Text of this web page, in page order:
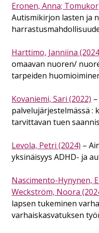
Eronen, Anna;
Autismikirjon lasten ja
Harttimo, Janniina
omaavan nuoren/
tarpeiden
Kovaniemi, Sari (2022)
palvelujärjestelmässä :
tarvittavan tuen
Levola, Petri (2024) –
yksinäisyys ADHD- ja
Nascimento-Hynynen,
Weckström, Noora
lapsen tukeminen
varhaiskasvatuksen